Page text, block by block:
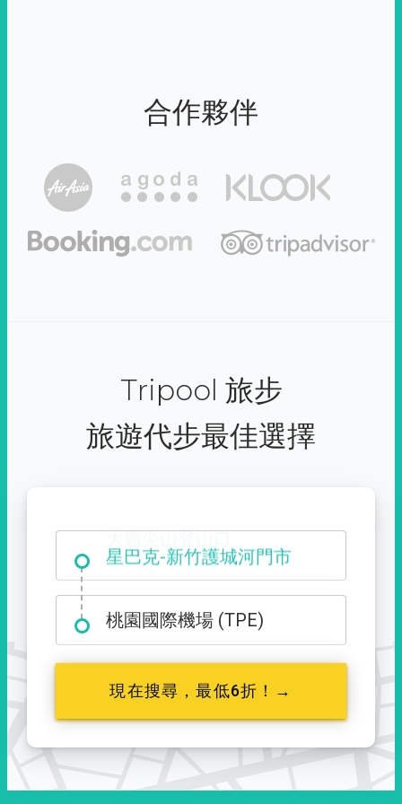
合作夥伴
Tripool 旅步
旅遊代步最佳選擇
大霸尖山登山口
桃園國際機場 (TPE)
現在搜尋，最低6折！→